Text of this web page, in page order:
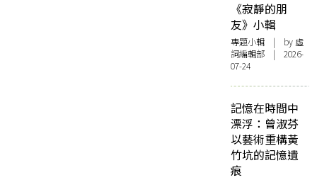
《寂靜的朋
友》小輯
專題小輯 | by 虛
詞編輯部 | 2026-
07-24
記憶在時間中
漂浮：曾淑芬
以藝術重構黃
竹坑的記憶遺
痕